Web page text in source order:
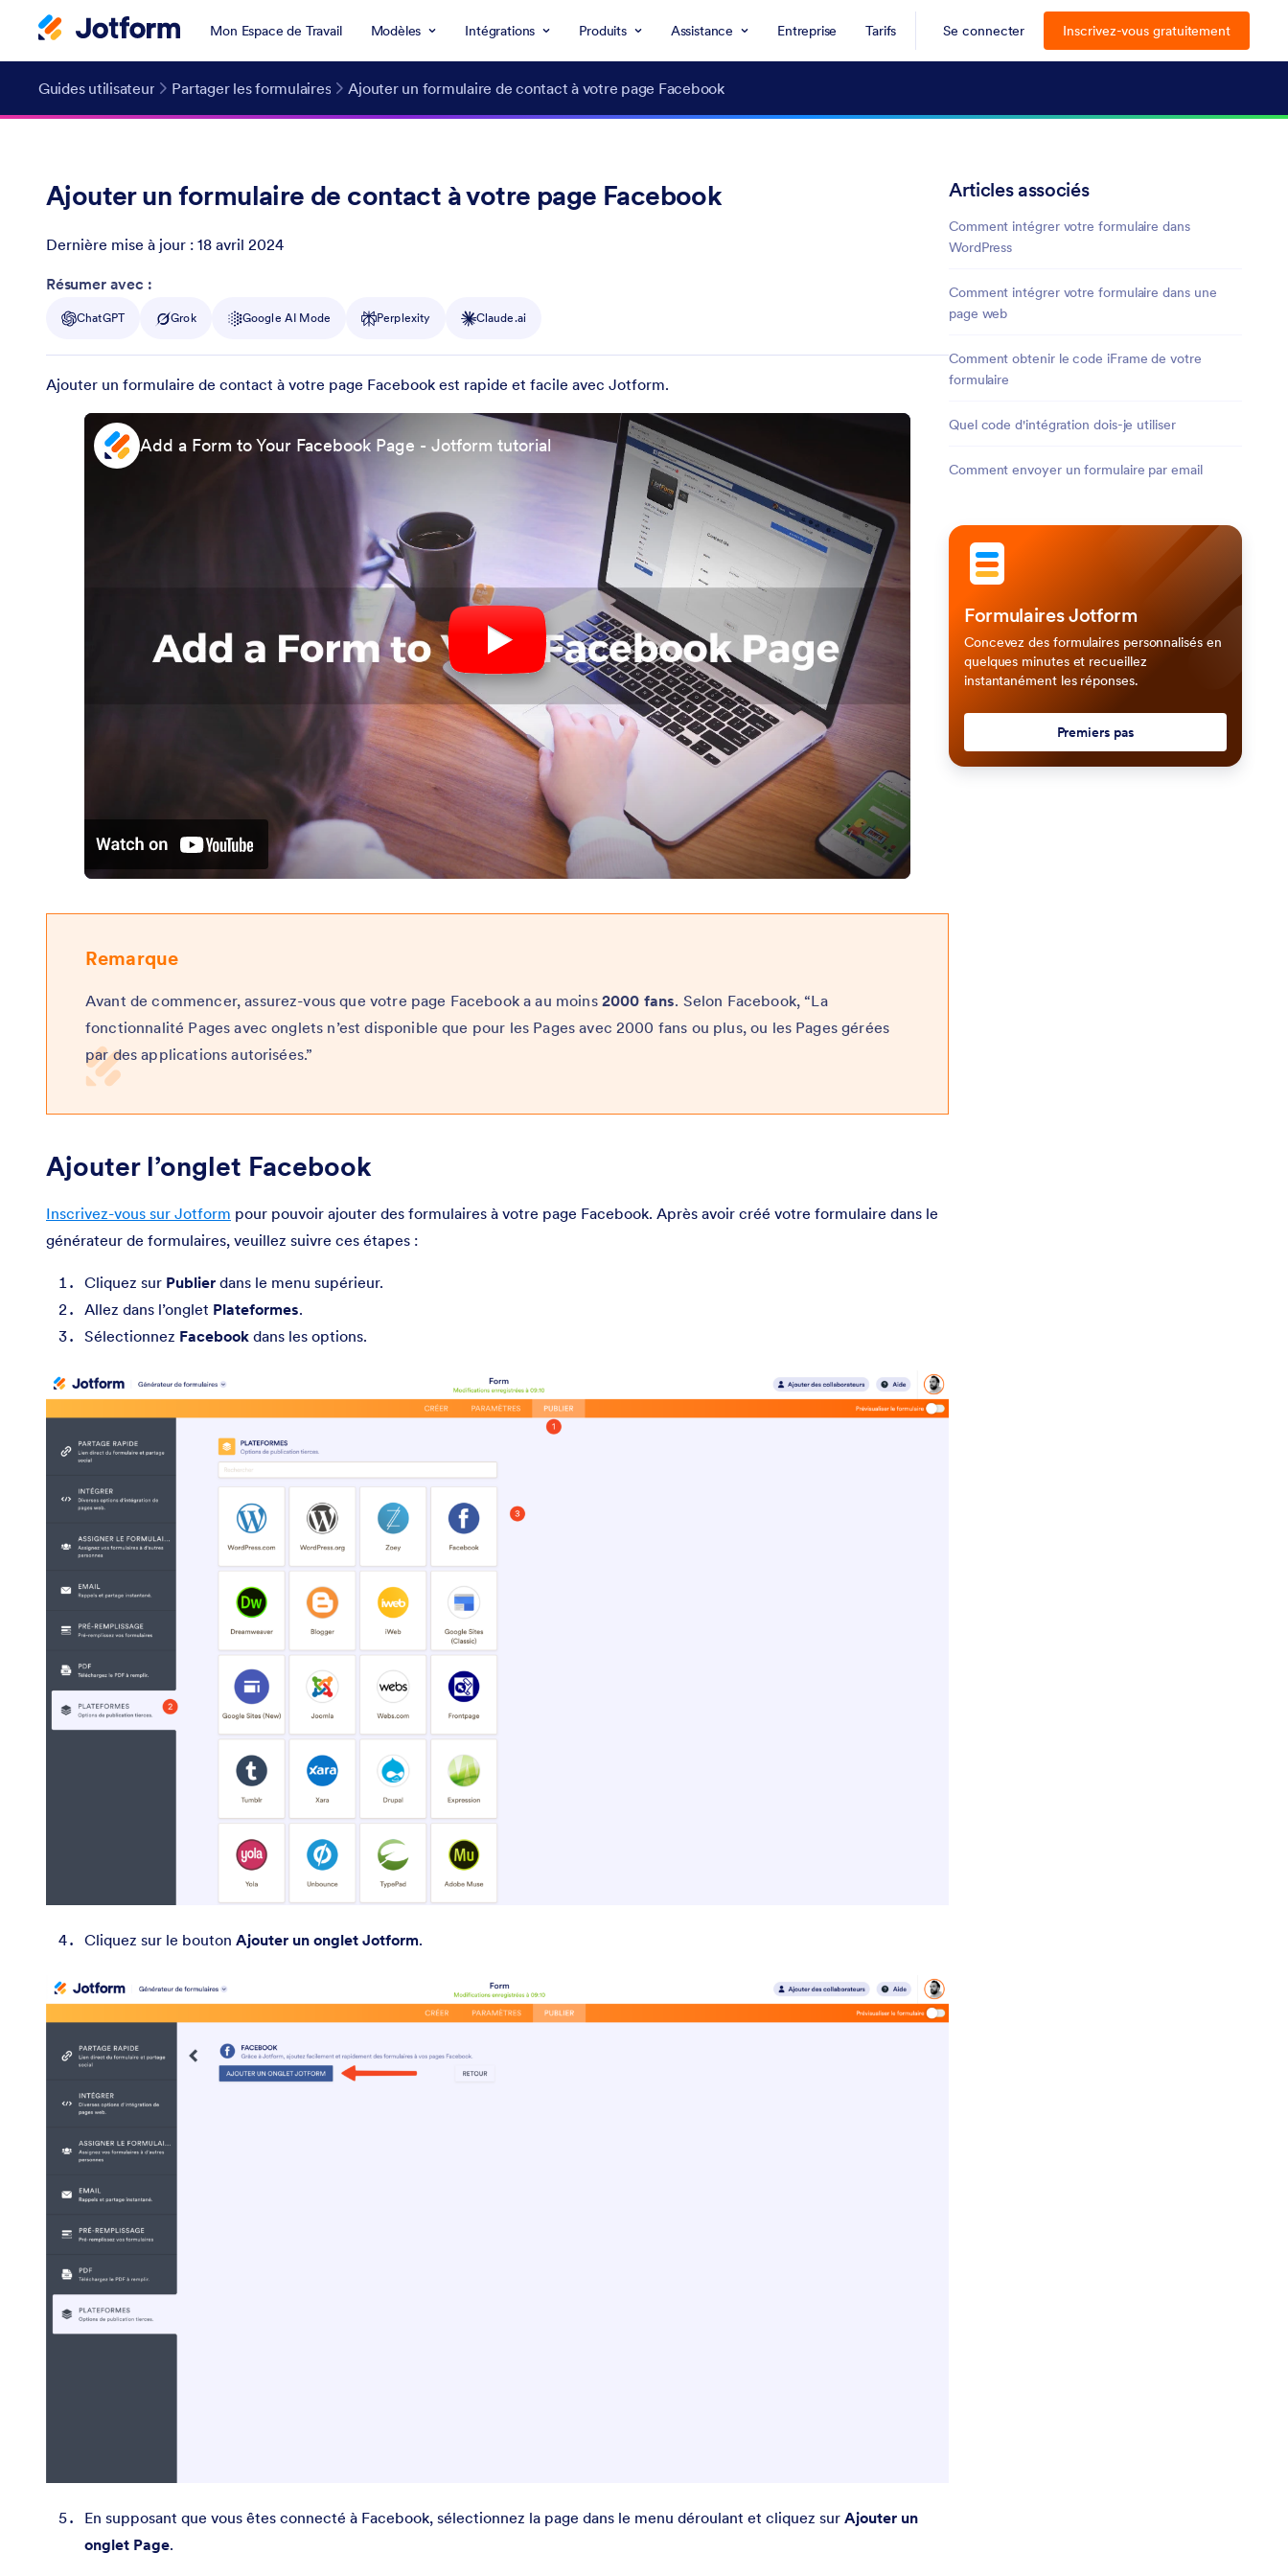
Mon Espace de Travail Modèles Intégrations Produits Assistance Entreprise Tarifs Se connecter Inscrivez-vous gratuitement
Guides utilisateur Partager les formulaires Ajouter un formulaire de contact à votre page Facebook
Ajouter un formulaire de contact à votre page Facebook
Dernière mise à jour : 18 avril 2024
Post ID
Résumer avec :
ChatGPT Grok Google AI Mode Perplexity Claude.ai
Ajouter un formulaire de contact à votre page Facebook est rapide et facile avec Jotform.
Add a Form to Your Facebook Page - Jotform tutorial
Remarque
Avant de commencer, assurez-vous que votre page Facebook a au moins 2000 fans. Selon Facebook, “La
fonctionnalité Pages avec onglets n’est disponible que pour les Pages avec 2000 fans ou plus, ou les Pages gérées
par des applications autorisées.”
Ajouter l’onglet Facebook
Inscrivez-vous sur Jotform pour pouvoir ajouter des formulaires à votre page Facebook. Après avoir créé votre formulaire dans le
générateur de formulaires, veuillez suivre ces étapes :
Cliquez sur Publier dans le menu supérieur.
Allez dans l’onglet Plateformes.
Sélectionnez Facebook dans les options.
Cliquez sur le bouton Ajouter un onglet Jotform.
En supposant que vous êtes connecté à Facebook, sélectionnez la page dans le menu déroulant et cliquez sur Ajouter un
onglet Page.
Articles associés
Comment intégrer votre formulaire dans
WordPress
Comment intégrer votre formulaire dans une
page web
Comment obtenir le code iFrame de votre
formulaire
Quel code d'intégration dois-je utiliser
Comment envoyer un formulaire par email
Formulaires Jotform
Concevez des formulaires personnalisés en
quelques minutes et recueillez
instantanément les réponses.
Premiers pas